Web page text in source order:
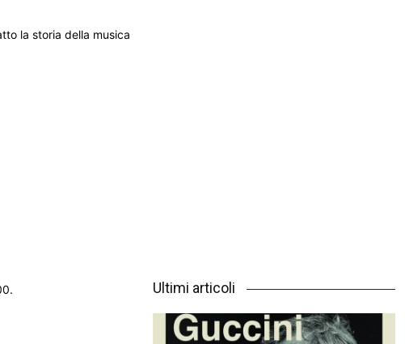
la storia della musica
Ultimi articoli